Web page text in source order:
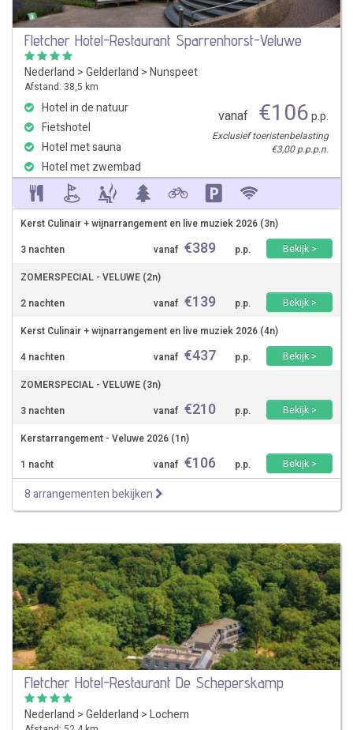
Fletcher Hotel-Restaurant Sparrenhorst-Veluwe
Nederland >Gelderland >Nunspeet
Afstand: 38,5 km
Hotel in de natuur
Fietshotel
Hotel met sauna
Hotel met zwembad
vanaf €106p.p.
Exclusief toeristenbelasting
€3,00 p.p.p.n.
Kerst Culinair + wijnarrangement en live muziek 2026 (3n)
3 nachten
vanaf €389 p.p.
Bekijk >
ZOMERSPECIAL - VELUWE (2n)
2 nachten
vanaf €139 p.p.
Bekijk >
Kerst Culinair + wijnarrangement en live muziek 2026 (4n)
4 nachten
vanaf €437 p.p.
Bekijk >
ZOMERSPECIAL - VELUWE (3n)
3 nachten
vanaf €210 p.p.
Bekijk >
Kerstarrangement - Veluwe 2026 (1n)
1 nacht
vanaf €106 p.p. Bekijk >
8 arrangementen bekijken
Fletcher Hotel-Restaurant De Scheperskamp
Nederland >Gelderland >Lochem